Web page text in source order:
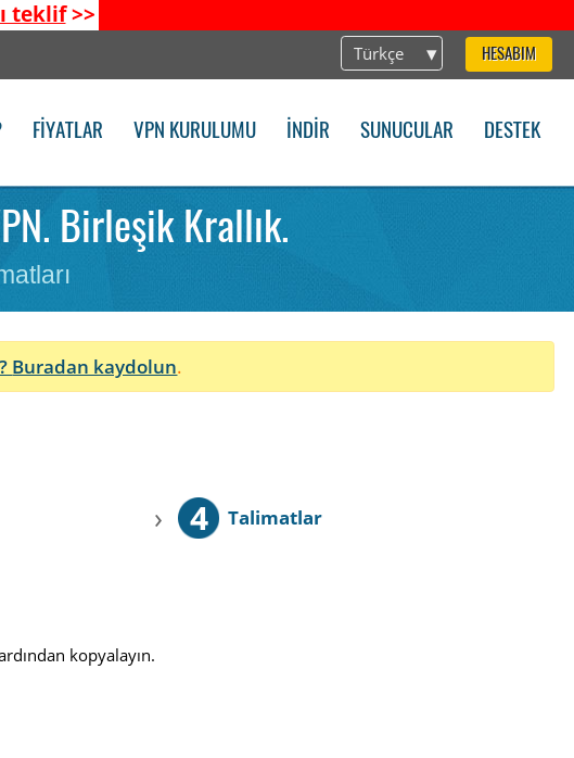
teklif>>
Türkçe HESABIM
FIYATLAR VPN KURULUMU İNDIR SUNUCULAR DESTEK
Birleşik Krallık.
Buradan kaydolun.
› 4 Talimatlar
kopyalayın.